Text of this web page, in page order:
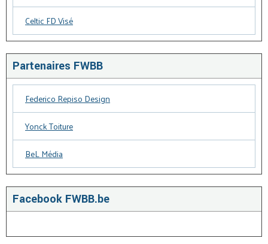
Celtic FD Visé
Partenaires FWBB
Federico Repiso Design
Yonck Toiture
BeL Média
Facebook FWBB.be